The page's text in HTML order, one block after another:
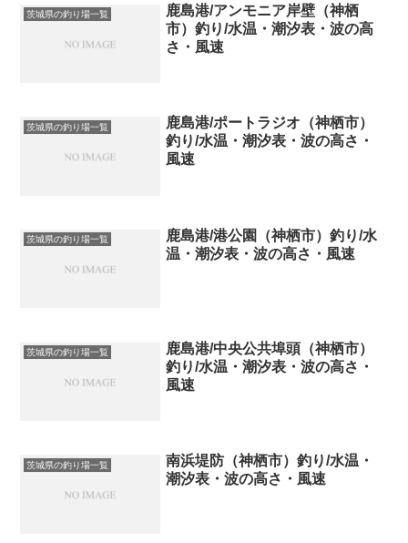
茨城県の釣り場一覧
鹿島港/アンモニア岸壁（神栖
市）釣り/水温・潮汐表・波の高
さ・風速
茨城県の釣り場一覧
鹿島港/ポートラジオ（神栖市）
釣り/水温・潮汐表・波の高さ・
風速
茨城県の釣り場一覧
鹿島港/港公園（神栖市）釣り/水
温・潮汐表・波の高さ・風速
茨城県の釣り場一覧
鹿島港/中央公共埠頭（神栖市）
釣り/水温・潮汐表・波の高さ・
風速
茨城県の釣り場一覧
南浜堤防（神栖市）釣り/水温・
潮汐表・波の高さ・風速